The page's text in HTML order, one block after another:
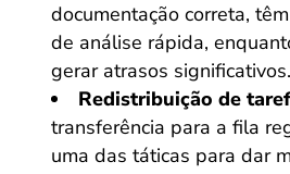
documentação correta,
de análise rápida,
gerar atrasos significativos.
Redistribuição de
transferência para a fila
uma das táticas para dar